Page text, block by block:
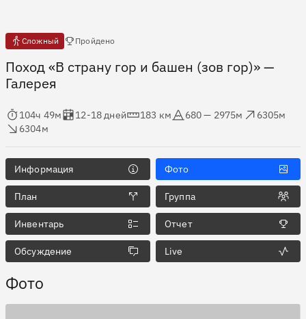
Сложный Пройдено
Поход «В страну гор и башен (зов гор)»—
Галерея
в пути
104ч 49м
Оценка в днях
12-18 дней
183 км
680 — 2975м
6305м
6304м
Информация Фото
План Группа
Инвентарь Отчет
Обсуждение Live
Фото